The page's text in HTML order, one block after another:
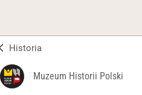
Historia
Muzeum Historii Polski